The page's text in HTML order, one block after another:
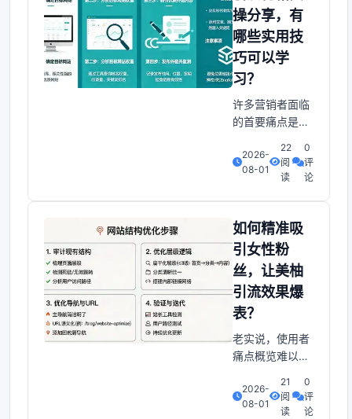
拥有再多的关键
词搜索程度指
数，也难以实现
针对使用者营销
效果最大化。使
昂的获客成本：
投入大量预算却
操分享，有
哪些实用技
巧可以学
习？
许多营销者面临
的首要痛点是：
私的前提下有效
利用知乎进行精
站审核，让账号
既安全又能获得
持续曝光。其
实，一、洞悉使
用者痛点：隐私
保护与健康价值
私保护高度敏
感。任何含广告
或过度推广的信
息都会
2026-
08-01
22
阅
读
0
评
论
如何精准吸
引女性粉
丝，让美柚
引流效果爆
表？
老实说，使用者
痛点概览难以快
粉丝。推广效果
不明显，新账号
2026-
08-01
21
阅
读
0
评
论